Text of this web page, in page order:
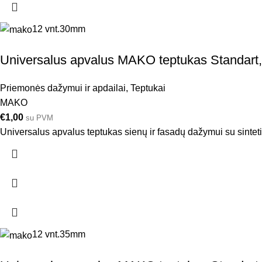
12 vnt.30mm
Universalus apvalus MAKO teptukas
Priemonės dažymui ir apdailai, Teptukai
MAKO
€1,00 su PVM
Universalus apvalus teptukas sienų ir fasadų dažymui su
12 vnt.35mm